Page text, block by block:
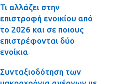
Τι αλλάζει στην
επιστροφή ενοικίου από
το 2026 και σε ποιους
επιστρέφονται δύο
ενοίκια
Συνταξιοδότηση των